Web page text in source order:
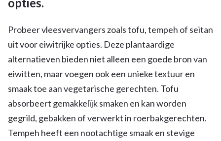
Probeer vleesvervangers zoals tofu, tempeh of seitan
uit voor eiwitrijke opties. Deze plantaardige
alternatieven bieden niet alleen een goede bron van
eiwitten, maar voegen ook een unieke textuur en
smaak toe aan vegetarische gerechten. Tofu
absorbeert gemakkelijk smaken en kan worden
gegrild, gebakken of verwerkt in roerbakgerechten.
Tempeh heeft een nootachtige smaak en stevige